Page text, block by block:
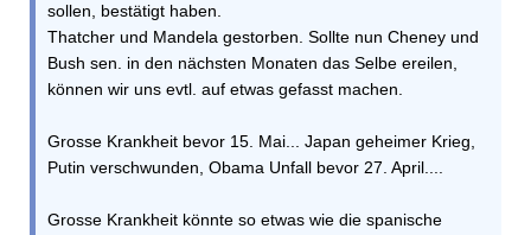
sollen, bestätigt haben.
Thatcher und Mandela gestorben. Sollte nun Cheney und
Bush sen. in den nächsten Monaten das Selbe ereilen,
können wir uns evtl. auf etwas gefasst machen.
Grosse Krankheit bevor 15. Mai... Japan geheimer Krieg,
Putin verschwunden, Obama Unfall bevor 27. April....
Grosse Krankheit könnte so etwas wie die spanische